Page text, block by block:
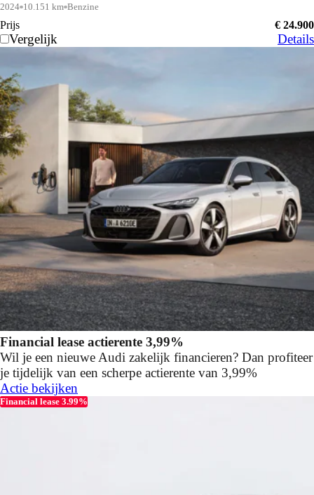
2024 10.151 km Benzine
Prijs € 24.900
Vergelijk Details
Financial lease actierente 3,99%
Wil je een nieuwe Audi zakelijk financieren? Dan profiteer
je tijdelijk van een scherpe actierente van 3,99%
Actie bekijken
Financial lease 3.99%